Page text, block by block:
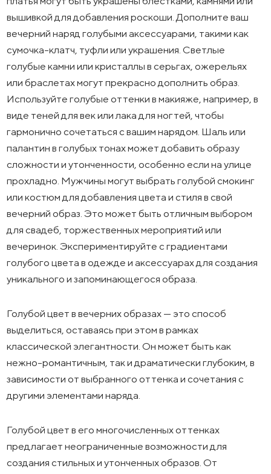
вышивкой для добавления роскоши. Дополните ваш
вечерний наряд голубыми аксессуарами, такими как
сумочка-клатч, туфли или украшения. Светлые
голубые камни или кристаллы в серьгах, ожерельях
или браслетах могут прекрасно дополнить образ.
Используйте голубые оттенки в макияже, например, в
виде теней для век или лака для ногтей, чтобы
гармонично сочетаться с вашим нарядом. Шаль или
палантин в голубых тонах может добавить образу
сложности и утонченности, особенно если на улице
прохладно. Мужчины могут выбрать голубой смокинг
или костюм для добавления цвета и стиля в свой
вечерний образ. Это может быть отличным выбором
для свадеб, торжественных мероприятий или
вечеринок. Экспериментируйте с градиентами
голубого цвета в одежде и аксессуарах для создания
уникального и запоминающегося образа.
Голубой цвет в вечерних образах — это способ
выделиться, оставаясь при этом в рамках
классической элегантности. Он может быть как
нежно-романтичным, так и драматически глубоким, в
зависимости от выбранного оттенка и сочетания с
другими элементами наряда.
Голубой цвет в его многочисленных оттенках
предлагает неограниченные возможности для
создания стильных и утонченных образов. От